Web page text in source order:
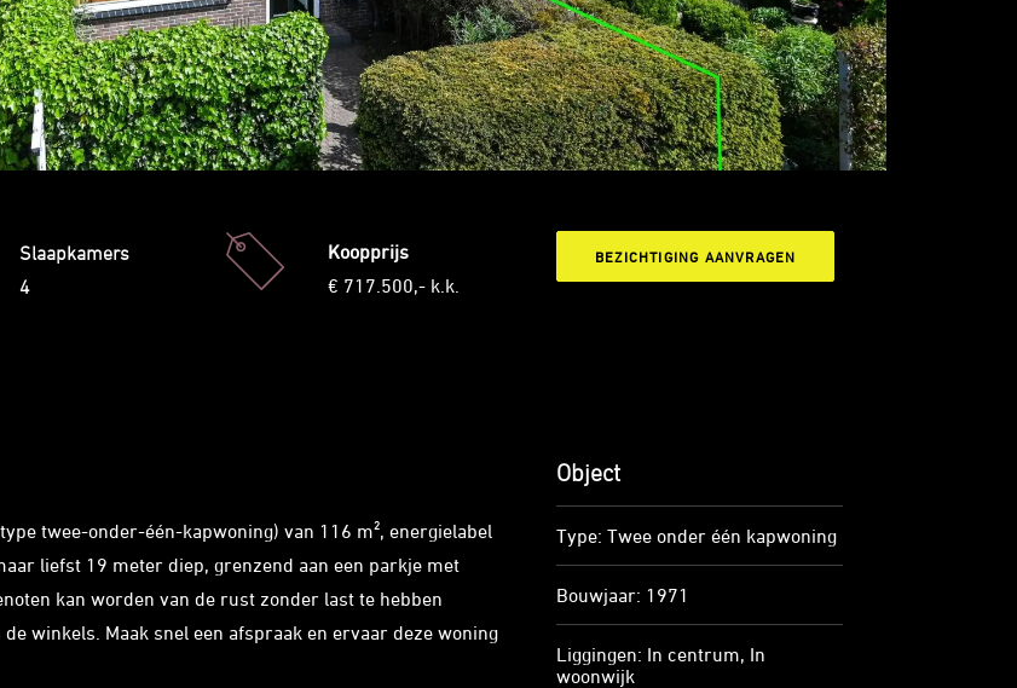
Slaapkamers
4
Koopprijs
€ 717.500,- k.k.
BEZICHTIGING AANVRAGEN
twee-onder-één-kapwoning) van 116 m², energielabel
liefst 19 meter diep, grenzend aan een parkje met
kan worden van de rust zonder last te hebben
winkels. Maak snel een afspraak en ervaar deze woning
Object
Type: Twee onder één kapwoning
Bouwjaar: 1971
Liggingen: In centrum, In
woonwijk